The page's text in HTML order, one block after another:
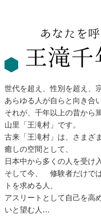
世代を超え、性別を超え、
あらゆる人が自らと向き合
それが、千年以上の昔から
山里「王滝村」です。
古来「王滝村」は、さまざ
癒しの空間として、
日本中から多くの人を受け
そして今、 修験者だけで
トを求める人、
アスリートとして自己を高
いと望む人…